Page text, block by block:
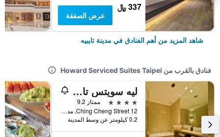
337 ﷼
عرض الصفقة
شاهد المزيد من أهم الفنادق في مدينة تايبيه
فنادق بالقرب من Howard Serviced Suites Taipei
ليه سويتس تايبيه تشينج تشينج
4 نجوم
ممتاز 9.2
12 Ching Cheng Street, مدينة تايبيه, تايوان
0.2 كيلومتر عن وسط المدينة